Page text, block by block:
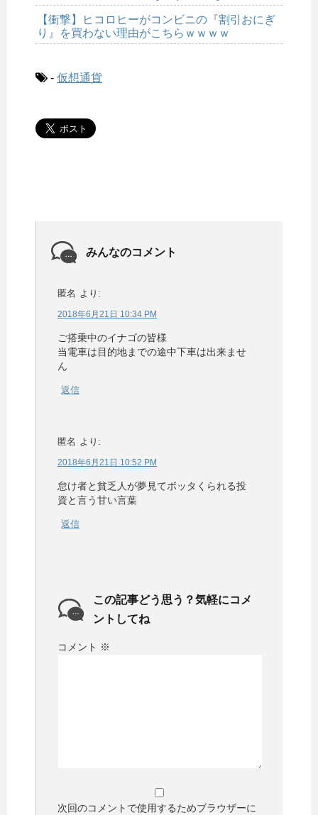
【衝撃】ヒコロヒーがコンビニの『割引おにぎ
り』を買わない理由がこちらｗｗｗｗ
- 仮想通貨
みんなのコメント
匿名 より:
2018年6月21日 10:34 PM
ご搭乗中のイナゴの皆様
当電車は目的地までの途中下車は出来ませ
ん
返信
匿名 より:
2018年6月21日 10:52 PM
怠け者と貧乏人が夢見てボッタくられる投
資と言う甘い言葉
返信
この記事どう思う？気軽にコメ
ントしてね
コメント ※
次回のコメントで使用するためブラウザーに